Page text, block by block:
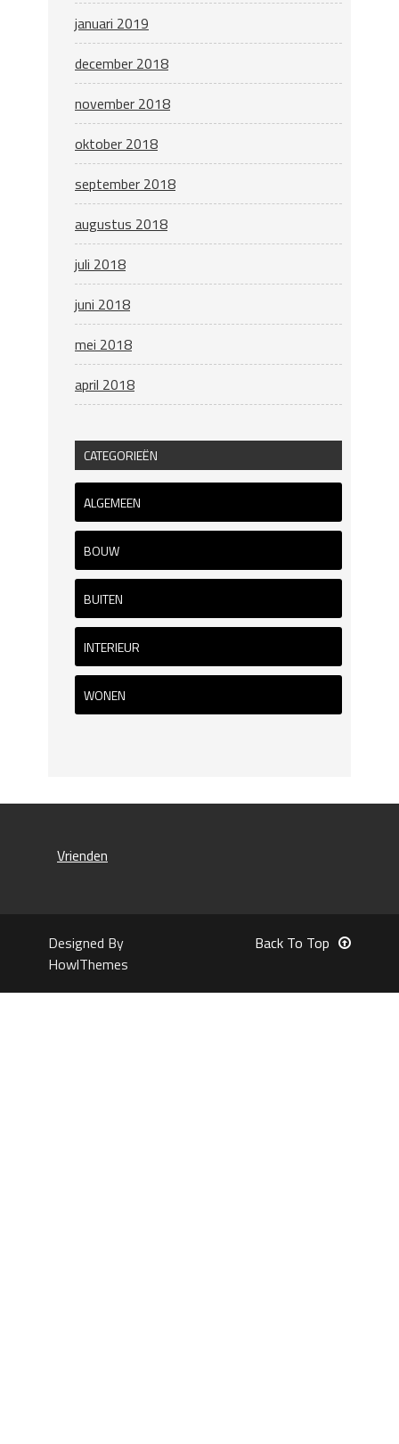
januari 2019
december 2018
november 2018
oktober 2018
september 2018
augustus 2018
juli 2018
juni 2018
mei 2018
april 2018
CATEGORIEËN
ALGEMEEN
BOUW
BUITEN
INTERIEUR
WONEN
Vrienden
Designed By
HowlThemes
Back To Top